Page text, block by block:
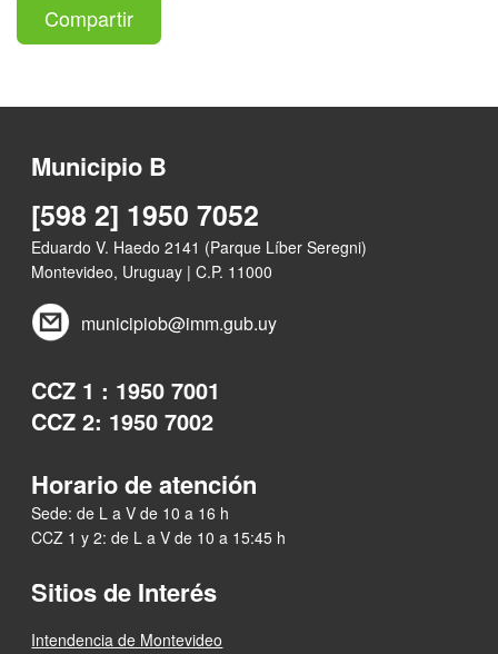
Compartir
Municipio B
[598 2] 1950 7052
Eduardo V. Haedo 2141 (Parque Líber Seregni)
Montevideo, Uruguay | C.P. 11000
municipiob@imm.gub.uy
CCZ 1 : 1950 7001
CCZ 2: 1950 7002
Horario de atención
Sede: de L a V de 10 a 16 h
CCZ 1 y 2: de L a V de 10 a 15:45 h
Sitios de Interés
Intendencia de Montevideo